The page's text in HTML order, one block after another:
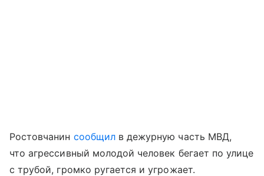
Ростовчанин сообщилв дежурную часть МВД,
что агрессивный молодой человек бегает по улице
с трубой, громко ругается и угрожает.